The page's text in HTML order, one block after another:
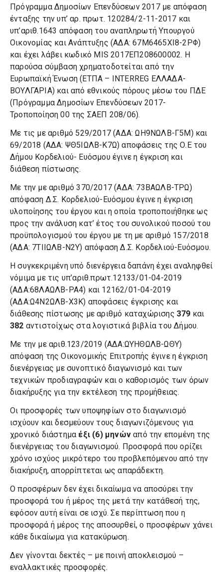
Πρόγραμμα Δημοσίων Επενδύσεων 2017 με απόφαση
ένταξης την υπ’ αρ. πρωτ. 120284/2-11-2017 και
υπ’αριθ.1643 απόφαση του αναπληρωτή Υπουργού
Οικονομίας και Ανάπτυξης (ΑΔΑ: 67Μ6465ΧΙ8-2ΡΦ)
και έχει λάβει κωδικό MIS 2017ΕΠ208600002. Η
παρούσα σύμβαση χρηματοδοτείται από την
Ευρωπαϊκή Ένωση (ΕΤΠΑ – INTERREG ΕΛΛΑΔΑ-
ΒΟΥΛΓΑΡΙΑ) και από εθνικούς πόρους μέσω του ΠΔΕ
(Πρόγραμμα Δημοσίων Επενδύσεων 2017-
Τροποποίηση 00 της ΣΑΕΠ 208/06).
Με τις με αριθμό 529/2017 (ΑΔΑ: ΩΗ9ΝΩΛΒ-Γ5Μ) και
69/2018 (ΑΔΑ: ΨΘ5ΙΩΛΒ-Κ7Ω) αποφάσεις της Ο.Ε του
Δήμου Κορδελιού- Ευόσμου έγινε η έγκριση και
διάθεση πίστωσης.
Με την με αριθμό 370/2017 (ΑΔΑ: 73ΒΑΩΛΒ-ΤΡΩ)
απόφαση Δ.Σ. Κορδελιού-Ευόσμου έγινε η έγκριση
υλοποίησης του έργου και η οποία τροποποιήθηκε ως
προς την ανάλυση κατ’ έτος του συνολικού ποσού του
προϋπολογισμού του έργου με τη με αριθμό 157/2018
(ΑΔΑ: 7ΤΙΙΩΛΒ-Ν2Υ) απόφαση Δ.Σ. Κορδελιού-Ευόσμου.
Η συγκεκριμένη υπό διενέργεια δαπάνη έχει αναληφθεί
νόμιμα με τις υπ’αριθ.πρωτ.12133/01-04-2019
(ΑΔΑ:68ΛΑΩΛΒ-ΡΑ4) και 12162/01-04-2019
(ΑΔΑ:Ω4Ν2ΩΛΒ-Χ3Κ) αποφάσεις έγκρισης και
διάθεσης πίστωσης με αριθμό καταχώρισης 379 και
382 αντιστοίχως στα λογιστικά βιβλία του Δήμου.
Με την με αριθ.123/2019 (ΑΔΑ:ΩΥΗΘΩΛΒ-ΩΘΥ)
απόφαση της Οικονομικής Επιτροπής έγινε η έγκριση
διενέργειας με συνοπτικό διαγωνισμό και των
τεχνικών προδιαγραφών και ο καθορισμός των όρων
διακήρυξης για την εκτέλεση της προμήθειας.
Οι προσφορές των υποψηφίων στο διαγωνισμό
ισχύουν και δεσμεύουν τους διαγωνιζόμενους για
χρονικό διάστημα έξι (6) μηνών από την επομένη της
διενέργειας του διαγωνισμού. Προσφορά που ορίζει
χρόνο ισχύος μικρότερο του προβλεπόμενου από την
διακήρυξη, απορρίπτεται ως απαράδεκτη.
Ο προσφέρων δεν έχει δικαίωμα να αποσύρει την
προσφορά του ή μέρος της μετά την κατάθεσή της,
εφόσον αυτή είναι σε ισχύ. Σε περίπτωση που η
προσφορά ή μέρος της αποσυρθεί, ο προσφέρων χάνει
κάθε δικαίωμα για κατακύρωση.
Δεν γίνονται δεκτές – με ποινή αποκλεισμού –
εναλλακτικές προσφορές.